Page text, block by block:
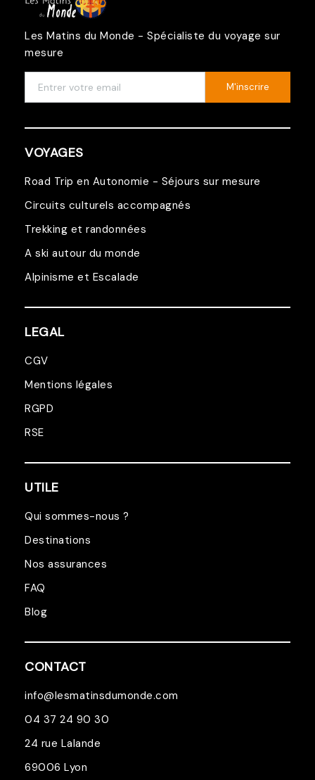
Les Matins du Monde - Spécialiste du voyage sur
mesure
M'inscrire
VOYAGES
Road Trip en Autonomie - Séjours sur mesure
Circuits culturels accompagnés
Trekking et randonnées
A ski autour du monde
Alpinisme et Escalade
LEGAL
CGV
Mentions légales
RGPD
RSE
UTILE
Qui sommes-nous ?
Destinations
Nos assurances
FAQ
Blog
CONTACT
info@lesmatinsdumonde.com
04 37 24 90 30
24 rue Lalande
69006 Lyon